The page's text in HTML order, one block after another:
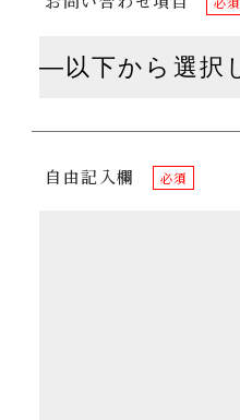
自由記入欄 必須